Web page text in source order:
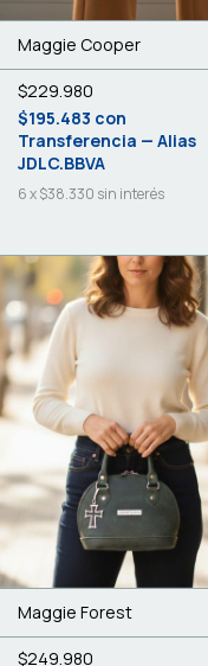
Maggie Cooper
$229.980
$195.483 con
Transferencia — Alias
JDLC.BBVA
6x$38.330 sin interés
Maggie Forest
$249.980